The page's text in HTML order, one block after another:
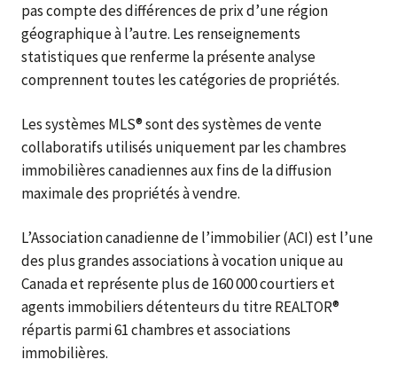
pas compte des différences de prix d’une région
géographique à l’autre. Les renseignements
statistiques que renferme la présente analyse
comprennent toutes les catégories de propriétés.
Les systèmes MLS® sont des systèmes de vente
collaboratifs utilisés uniquement par les chambres
immobilières canadiennes aux fins de la diffusion
maximale des propriétés à vendre.
L’Association canadienne de l’immobilier (ACI) est l’une
des plus grandes associations à vocation unique au
Canada et représente plus de 160 000 courtiers et
agents immobiliers détenteurs du titre REALTOR®
répartis parmi 61 chambres et associations
immobilières.